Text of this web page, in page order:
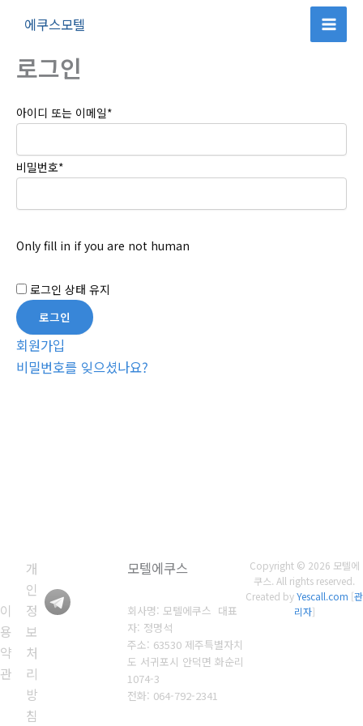
에쿠스모텔
로그인
아이디 또는 이메일*
비밀번호*
Only fill in if you are not human
로그인 상태 유지
회원가입
비밀번호를 잊으셨나요?
이
용
약
관
개
인
정
보
처
리
방
침
모텔에쿠스
회사명: 모텔에쿠스 대표
자: 정명석
주소: 63530 제주특별자치
도 서귀포시 안덕면 화순리
1074-3
전화: 064-792-2341
Copyright © 2026 모텔에
쿠스. All rights reserved.
Created byYescall.com [관
리자]